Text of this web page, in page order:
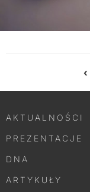
AKTUALNOŚCI
PREZENTACJE
DNA
ARTYKUŁY